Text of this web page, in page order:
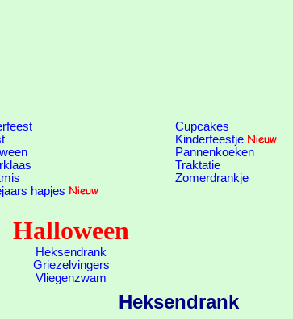
hapjes
Cupcakes
Kinderfeestje
Pannenkoeken
Traktatie
Zomerdrankje
Halloween
Heksendrank
Griezelvingers
Vliegenzwam
Heksendrank